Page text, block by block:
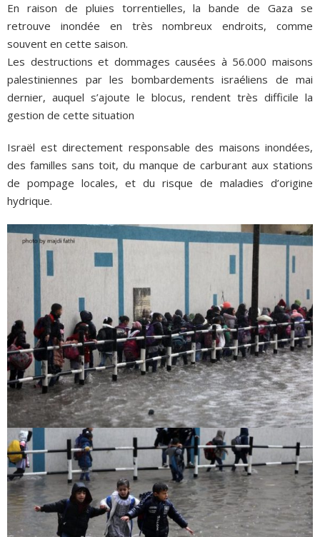
ADHÉSIONS, DONS, CONTACT
En raison de pluies torrentielles, la bande de Gaza se
retrouve inondée en très nombreux endroits, comme
souvent en cette saison.
Les destructions et dommages causées à 56.000 maisons
palestiniennes par les bombardements israéliens de mai
dernier, auquel s’ajoute le blocus, rendent très difficile la
gestion de cette situation
Israël est directement responsable des maisons inondées,
des familles sans toit, du manque de carburant aux stations
de pompage locales, et du risque de maladies d’origine
hydrique.